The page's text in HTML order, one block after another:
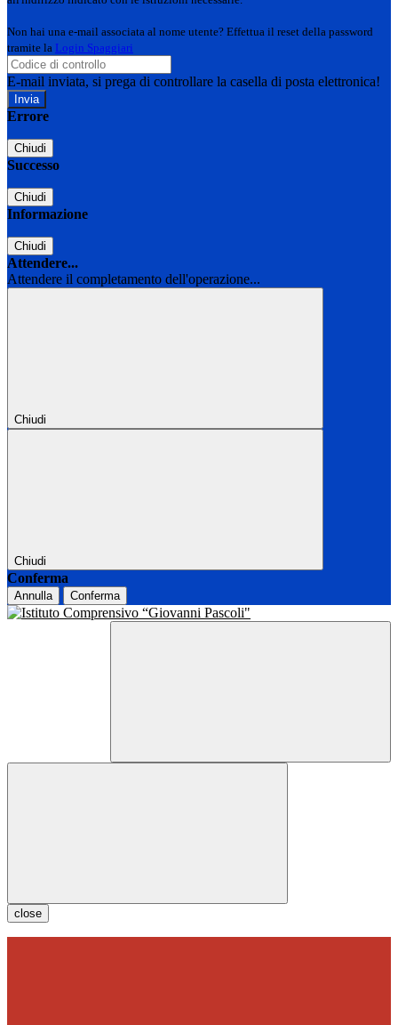
Non hai una e-mail associata al nome utente? Effettua il reset della password
tramite la Login Spaggiari
E-mail inviata, si prega di controllare la casella di posta elettronica!
Errore
Chiudi
Successo
Chiudi
Informazione
Chiudi
Attendere...
Attendere il completamento dell'operazione...
Chiudi
Chiudi
Conferma
Annulla Conferma
close